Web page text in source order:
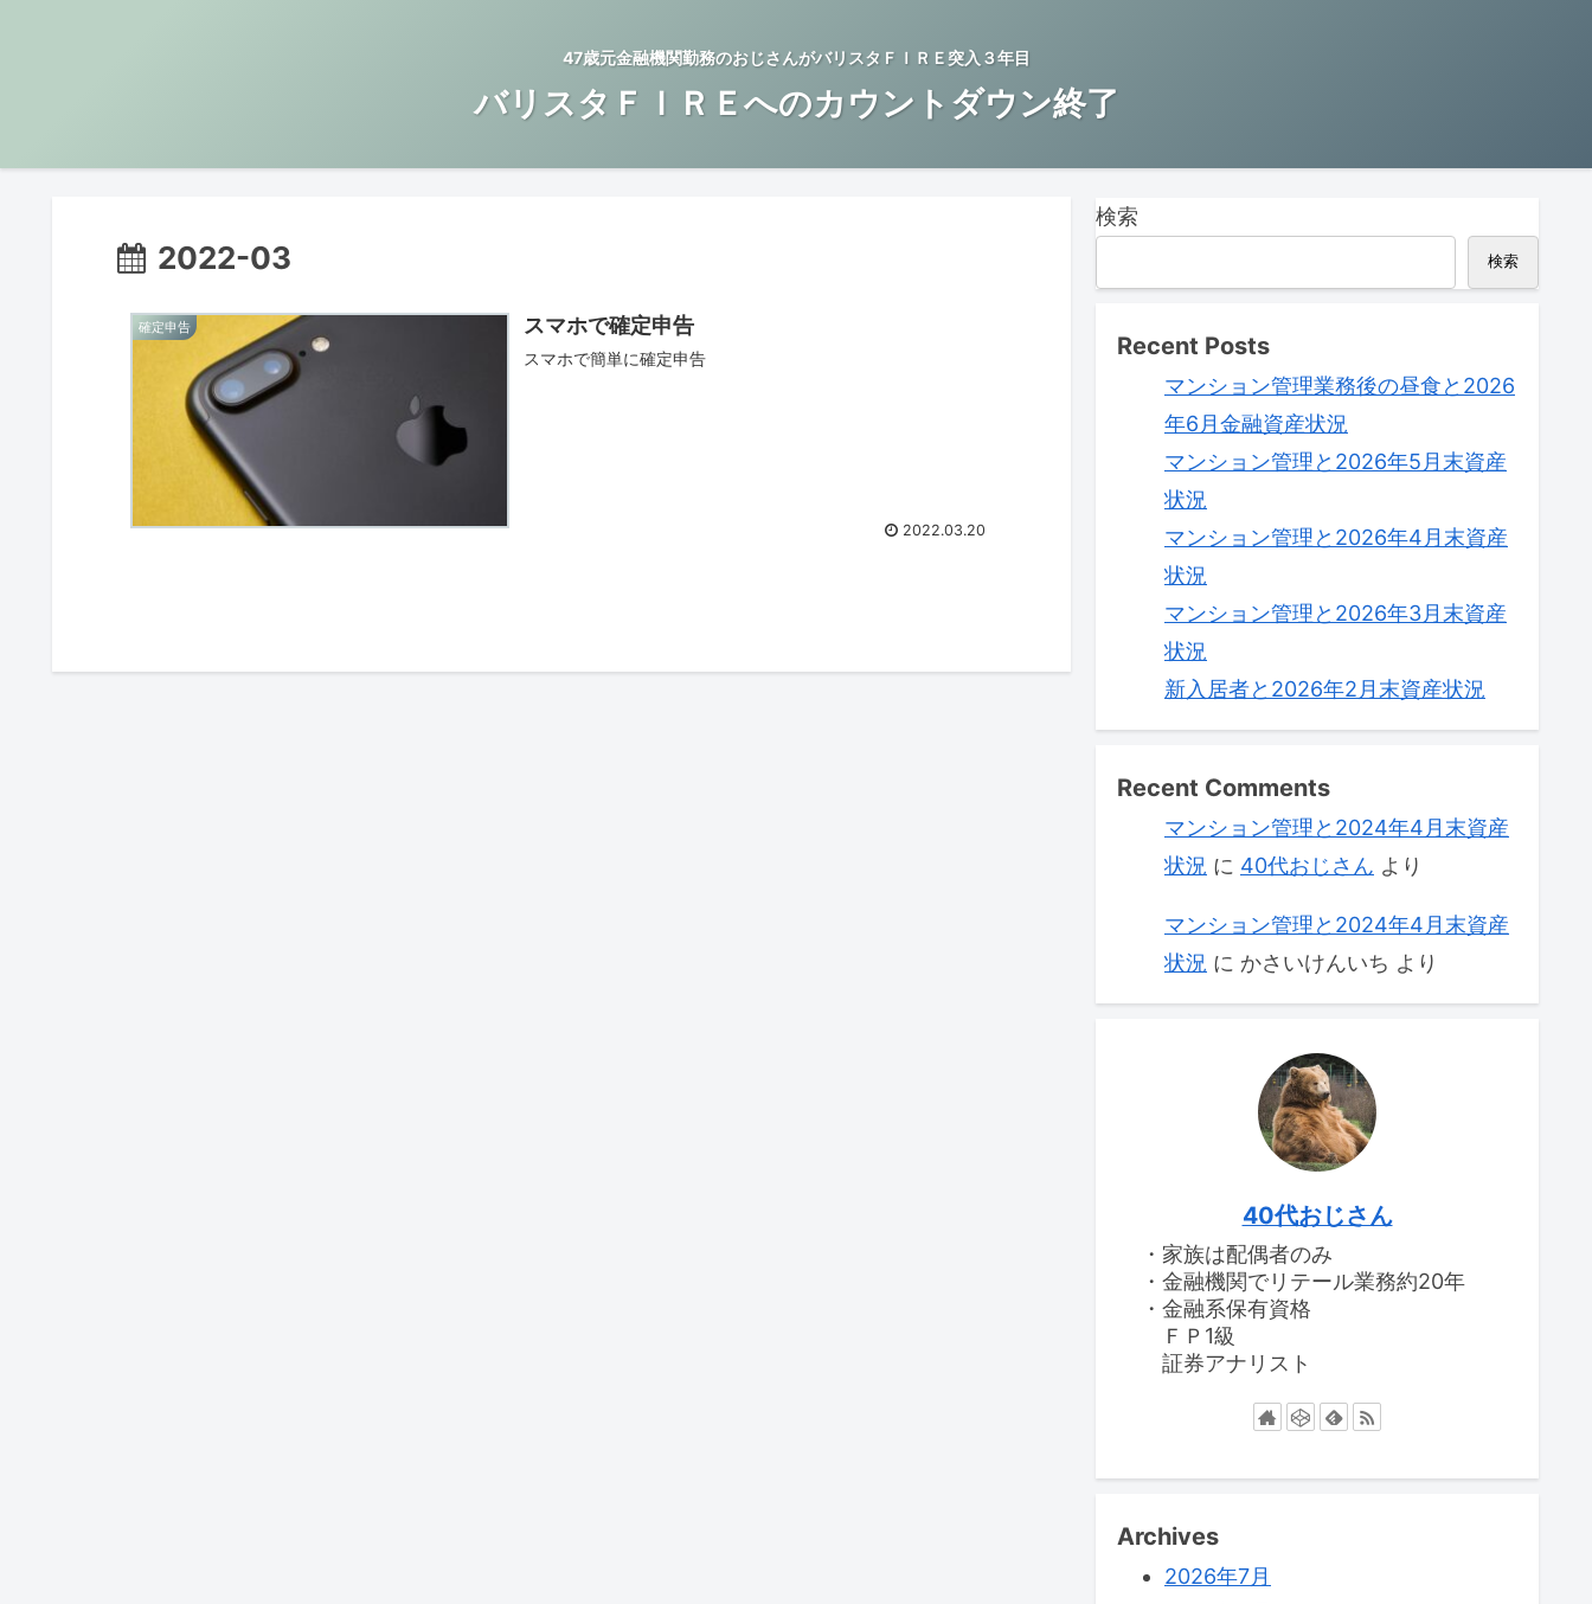
47歳元金融機関勤務のおじさんがバリスタＦＩＲＥ突入３年目
バリスタＦＩＲＥへのカウントダウン終了
2022-03
確定申告 スマホで確定申告
スマホで簡単に確定申告
2022.03.20
検索
検索
Recent Posts
マンション管理業務後の昼食と2026
年6月金融資産状況
マンション管理と2026年5月末資産
状況
マンション管理と2026年4月末資産
状況
マンション管理と2026年3月末資産
状況
新入居者と2026年2月末資産状況
Recent Comments
マンション管理と2024年4月末資産
状況 に 40代おじさん より
マンション管理と2024年4月末資産
状況 に かさいけんいち より
40代おじさん
・家族は配偶者のみ
・金融機関でリテール業務約20年
・金融系保有資格
ＦＰ1級
証券アナリスト
Archives
2026年7月